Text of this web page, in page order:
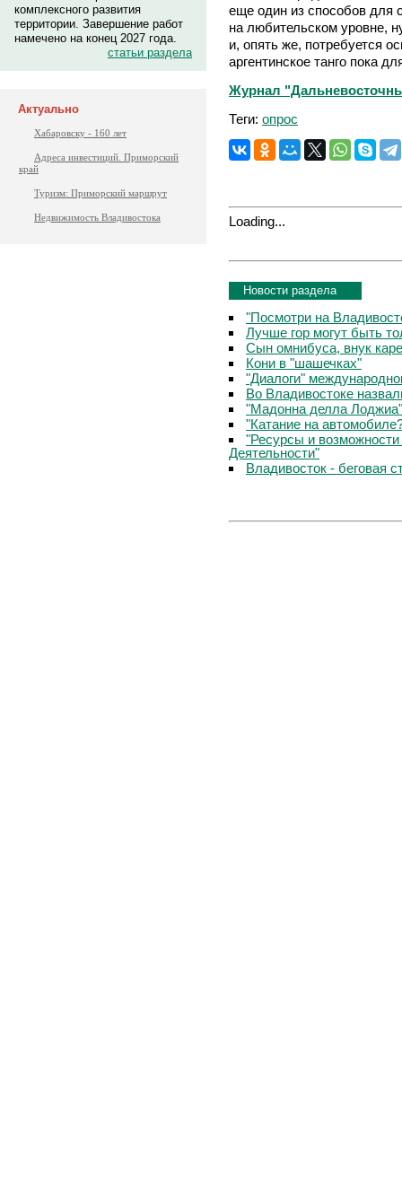
комплексного развития
территории. Завершение работ
намечено на конец 2027 года.
статьи раздела
Актуально
Хабаровску - 160 лет
Адреса инвестиций. Приморский
край
Туризм: Приморский маршрут
Недвижимость Владивостока
еще один из способов для
на любительском уровне,
и, опять же, потребуется
аргентинское танго пока
Журнал
Теги: опрос
Loading...
Новости раздела
"Посмотри на
Лучше гор могут быть
Сын омнибуса, внук
Кони в "шашечках"
"Диалоги"
Во Владивостоке
"Мадонна делла
"Катание на
"Ресурсы и
Деятельности"
Владивосток - беговая